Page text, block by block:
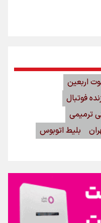
اربعین
فوتبال
ترمیمی
بلیط اتوبوس